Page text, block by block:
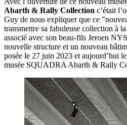
Abarth & Rally Collection c’était
Guy de nous expliquer que ce
transmettre sa fabuleuse collection à
associé avec son beau-fils Jeroen
nouvelle structure et un nouveau
posée le 27 juin 2023 et aujourd’hui
musée SQUADRA Abarth & Rally